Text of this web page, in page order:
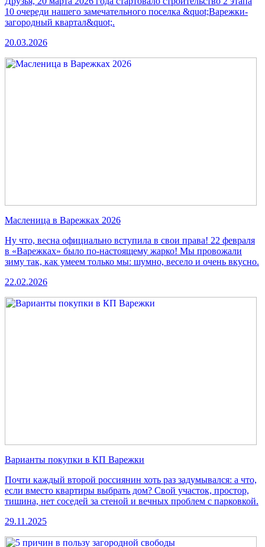
10 очереди нашего замечательного поселка &quot;Варежки-
загородный квартал&quot;.
20.03.2026
Масленица в Варежках 2026
Ну что, весна официально вступила в свои права! 22 февраля
в «Варежках» было по-настоящему жарко! Мы провожали
зиму так, как умеем только мы: шумно, весело и очень вкусно.
22.02.2026
Варианты покупки в КП Варежки
Почти каждый второй россиянин хоть раз задумывался: а что,
если вместо квартиры выбрать дом? Свой участок, простор,
тишина, нет соседей за стеной и вечных проблем с парковкой.
29.11.2025